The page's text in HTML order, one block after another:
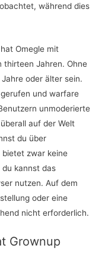
während dies
Omegle mit
thirteen Jahren. Ohne
oder älter sein.
und warfare
unmoderierte
auf der Welt
du über
bietet zwar keine
kannst das
nutzen. Auf dem
oder eine
nicht erforderlich.
Grownup